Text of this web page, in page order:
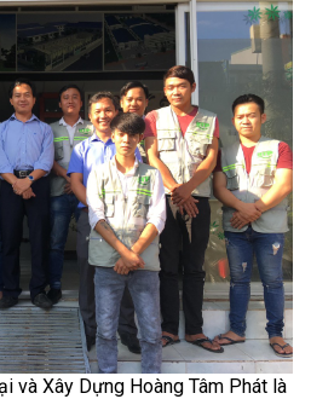
và Xây Dựng Hoàng Tâm Phát là